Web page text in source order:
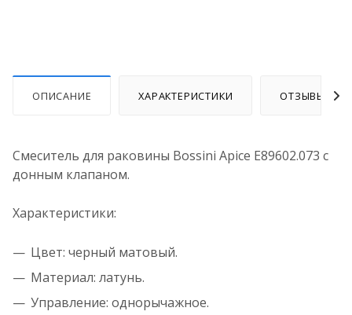
ОПИСАНИЕ ХАРАКТЕРИСТИКИ ОТЗЫВЫ
Смеситель для раковины Bossini Apice E89602.073 с
донным клапаном.
Характеристики:
Цвет: черный матовый.
Материал: латунь.
Управление: однорычажное.